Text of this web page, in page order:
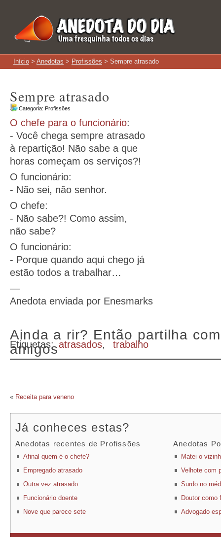
Início > Anedotas > Profissões > Sempre atrasado
Sempre atrasado
Categoria: Profissões
O chefe para o funcionário:
- Você chega sempre atrasado
à repartição! Não sabe a que
horas começam os serviços?!
O funcionário:
- Não sei, não senhor.
O chefe:
- Não sabe?! Como assim,
não sabe?
O funcionário:
- Porque quando aqui chego já
estão todos a trabalhar…
—
Anedota enviada por Enesmarks
Ainda a rir? Então partilha
amigos
Etiquetas: atrasados, trabalho
« Receita para veneno
Já conheces estas?
Anedotas recentes de Profissões
Afinal quem é o chefe?
Empregado atrasado
Outra vez atrasado
Funcionário doente
Nove que parece sete
Anedotas
Matei o
Velhote com
Surdo no
Doutor como
Advogado